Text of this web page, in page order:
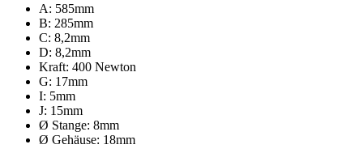
A: 585mm
B: 285mm
C: 8,2mm
D: 8,2mm
Kraft: 400 Newton
G: 17mm
I: 5mm
J: 15mm
Ø Stange: 8mm
Ø Gehäuse: 18mm